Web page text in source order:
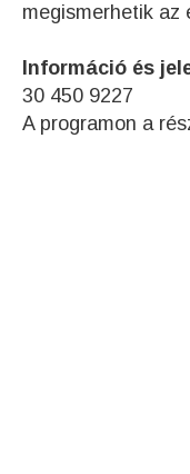
megismerhetik az
Információ és
30 450 9227
A programon a